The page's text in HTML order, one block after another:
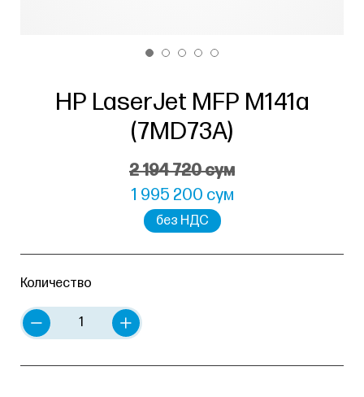
HP LaserJet MFP M141a
(7MD73A)
2 194 720 сум
1 995 200 сум
без НДС
Количество